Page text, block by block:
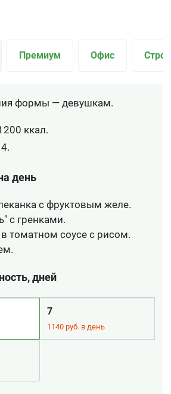
Премиум Офис
формы — девушкам.
ккал.
день
с фруктовым желе.
с гренками.
томатном соусе с рисом.
дней
7
1140 руб. в день